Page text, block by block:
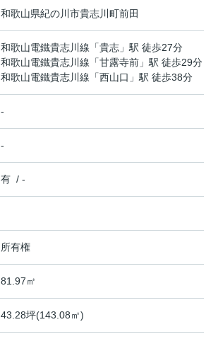
和歌山県紀の川市貴志川町前田
和歌山電鐵貴志川線 「貴志 」駅 徒歩27分
和歌山電鐵貴志川線 「甘露寺前 」駅 徒歩29分
和歌山電鐵貴志川線 「西山口 」駅 徒歩38分
-
-
有 / -
所有権
81.97㎡
43.28坪(143.08㎡)